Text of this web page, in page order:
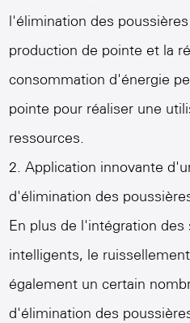
l'élimination des
production de pointe et la
consommation d'énergie
pointe pour réaliser une
ressources.
2. Application innovante
d'élimination des
En plus de l'intégration
intelligents, le
également un certain
d'élimination des